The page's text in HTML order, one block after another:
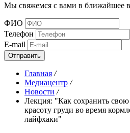
Мы свяжемся с вами в ближайшее
ФИО
Телефон
E-mail
Отправить
Главная /
Медиацентр /
Новости /
Лекция: "Как сохранить свою
красоту груди во время
лайфхаки"